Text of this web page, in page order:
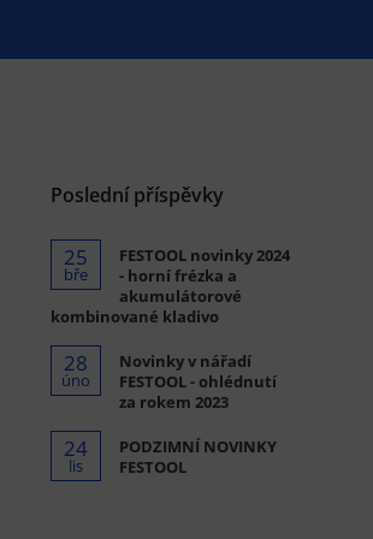
Poslední příspěvky
25
bře
FESTOOL novinky 2024
- horní frézka a
akumulátorové
kombinované kladivo
28
úno
Novinky v nářadí
FESTOOL - ohlédnutí
za rokem 2023
24
lis
PODZIMNÍ NOVINKY
FESTOOL